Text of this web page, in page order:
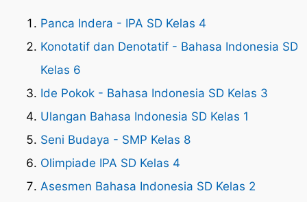
Panca Indera - IPA SD Kelas 4
Konotatif dan Denotatif - Bahasa Indonesia SD
Kelas 6
Ide Pokok - Bahasa Indonesia SD Kelas 3
Ulangan Bahasa Indonesia SD Kelas 1
Seni Budaya - SMP Kelas 8
Olimpiade IPA SD Kelas 4
Asesmen Bahasa Indonesia SD Kelas 2